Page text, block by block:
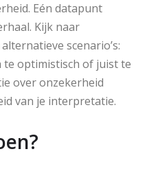
Eén datapunt
Kijk naar
scenario’s:
optimistisch of juist te
over onzekerheid
van je interpretatie.